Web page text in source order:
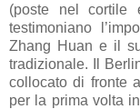
(poste nel cortile
testimoniano
Zhang Huan e il
tradizionale. Il
collocato di fronte
per la prima volta